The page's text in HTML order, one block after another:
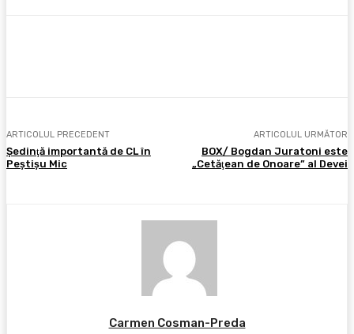
ARTICOLUL PRECEDENT
Şedinţă importantă de CL în
Peştişu Mic
ARTICOLUL URMĂTOR
BOX/ Bogdan Juratoni este
„Cetăţean de Onoare” al Devei
Carmen Cosman-Preda